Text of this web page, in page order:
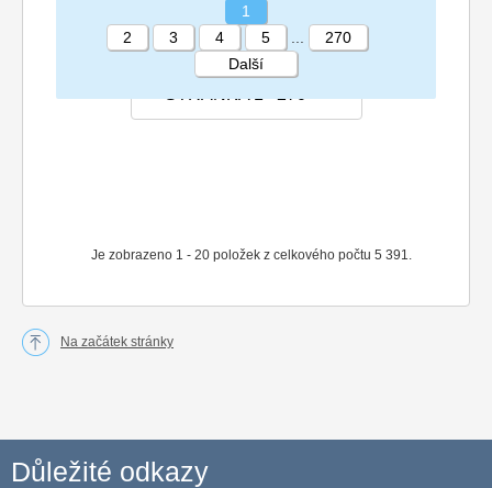
Je zobrazeno 1 - 20 položek z celkového počtu 5 391.
1
2
3 4 5
270
Další
Na začátek stránky
Důležité odkazy